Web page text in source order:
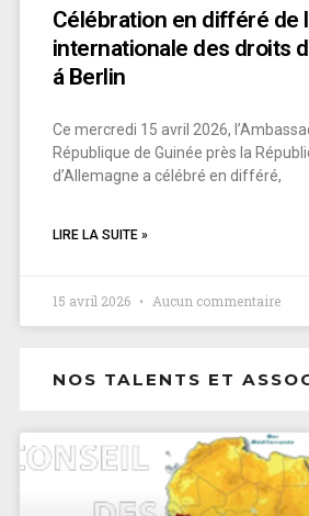
Célébration en différé de
internationale des droits
á Berlin
Ce mercredi 15 avril 2026,
République de Guinée près la
d’Allemagne a célébré en différé,
LIRE LA SUITE »
15 avril 2026 Aucun commentaire
NOS TALENTS ET